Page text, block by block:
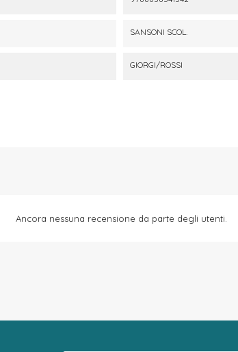
SANSONI SCOL.
GIORGI/ROSSI
Ancora nessuna recensione da parte degli utenti.